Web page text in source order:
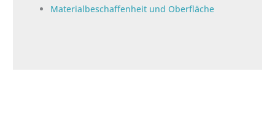
Materialbeschaffenheit und Oberfläche